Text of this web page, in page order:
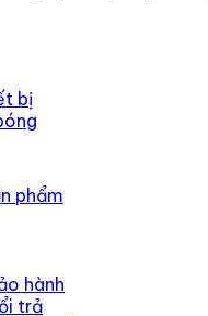
bị
phẩm
hành
trả